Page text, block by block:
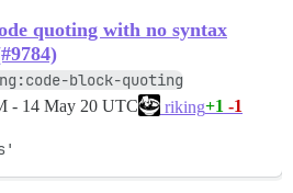
quoting with no syntax
block-quoting
- 14 May 20 UTC riking+1 -1